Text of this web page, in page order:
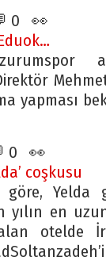
0 👀
yapması
0 👀
coşkusu
göre, Yelda
yılın en
otelde